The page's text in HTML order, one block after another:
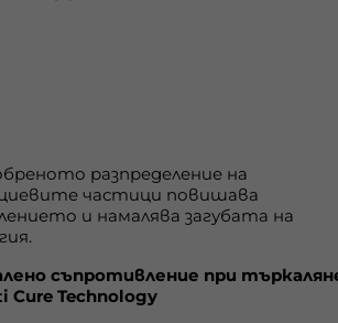
разпределение на
частици повишава
и намалява загубата на
съпротивление при
Cure Technology